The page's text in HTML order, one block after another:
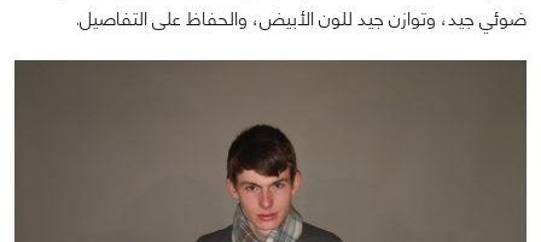
ضوئي جيد، وتوازن جيد للون الأبيض، والحفاظ على التفاصيل.